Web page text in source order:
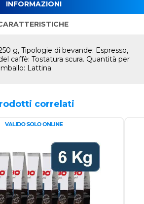
INFORMAZIONI
g, Tipologie di bevande: Espresso,
caffè: Tostatura scura. Quantità per
Lattina
correlati